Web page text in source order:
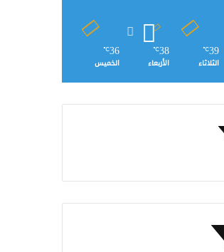
39
℃
الثلاثاء
38
℃
الأربعاء
36
℃
الخميس